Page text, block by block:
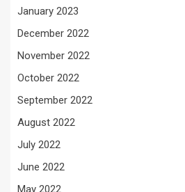
January 2023
December 2022
November 2022
October 2022
September 2022
August 2022
July 2022
June 2022
May 2022